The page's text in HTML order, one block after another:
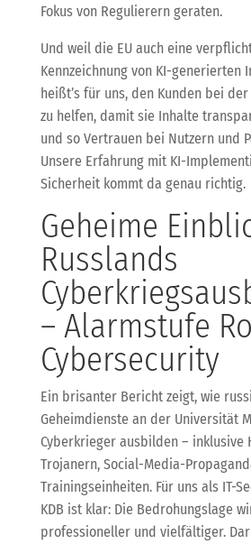
Fokus von Regulierern geraten.
Und weil die EU auch eine
Kennzeichnung von KI-generierten
heißt’s für uns, den Kunden bei
zu helfen, damit sie Inhalte
und so Vertrauen bei Nutzern und
Unsere Erfahrung mit KI-
Sicherheit kommt da genau richtig.
Geheime
Russlands
– Alarmstufe
Cybersecurity
Ein brisanter Bericht zeigt, wie
Geheimdienste an der Universität
Cyberkrieger ausbilden – inklusive
Trojanern, Social-Media-
Trainingseinheiten. Für uns als IT-
KDB ist klar: Die Bedrohungslage
professioneller und vielfältiger.